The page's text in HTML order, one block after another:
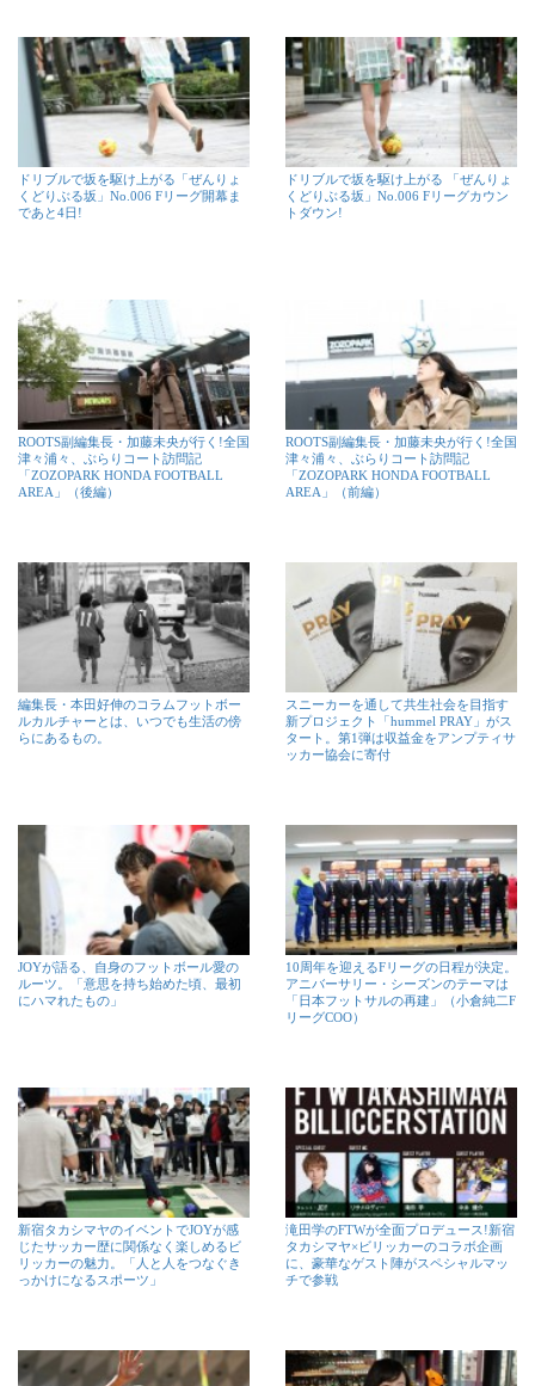
ドリブルで坂を駆け上がる「ぜんりょ
くどりぶる坂」No.006 Fリーグ開幕ま
であと4日!
ドリブルで坂を駆け上がる 「ぜんりょ
くどりぶる坂」No.006 Fリーグカウン
トダウン!
ROOTS副編集長・加藤未央が行く!全国
津々浦々、ぶらりコート訪問記
「ZOZOPARK HONDA FOOTBALL
AREA」（後編）
ROOTS副編集長・加藤未央が行く!全国
津々浦々、ぶらりコート訪問記
「ZOZOPARK HONDA FOOTBALL
AREA」（前編）
編集長・本田好伸のコラムフットボー
ルカルチャーとは、いつでも生活の傍
らにあるもの。
スニーカーを通して共生社会を目指す
新プロジェクト「hummel PRAY」がス
タート。第1弾は収益金をアンプティサ
ッカー協会に寄付
JOYが語る、自身のフットボール愛の
ルーツ。「意思を持ち始めた頃、最初
にハマれたもの」
10周年を迎えるFリーグの日程が決定。
アニバーサリー・シーズンのテーマは
「日本フットサルの再建」（小倉純二F
リーグCOO）
新宿タカシマヤのイベントでJOYが感
じたサッカー歴に関係なく楽しめるビ
リッカーの魅力。「人と人をつなぐき
っかけになるスポーツ」
滝田学のFTWが全面プロデュース!新宿
タカシマヤ×ビリッカーのコラボ企画
に、豪華なゲスト陣がスペシャルマッ
チで参戦